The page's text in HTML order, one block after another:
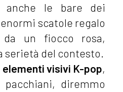
le bare dei
scatole regalo
da un fiocco rosa,
serietà del contesto.
elementi visivi K-pop,
diremmo